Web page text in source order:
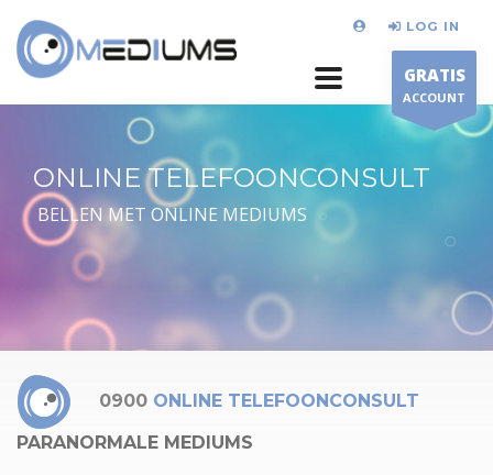
LOG IN
GRATIS
ACCOUNT
ONLINE TELEFOONCONSULT
BELLEN MET ONLINE MEDIUMS
0900 ONLINE TELEFOONCONSULT
PARANORMALE MEDIUMS